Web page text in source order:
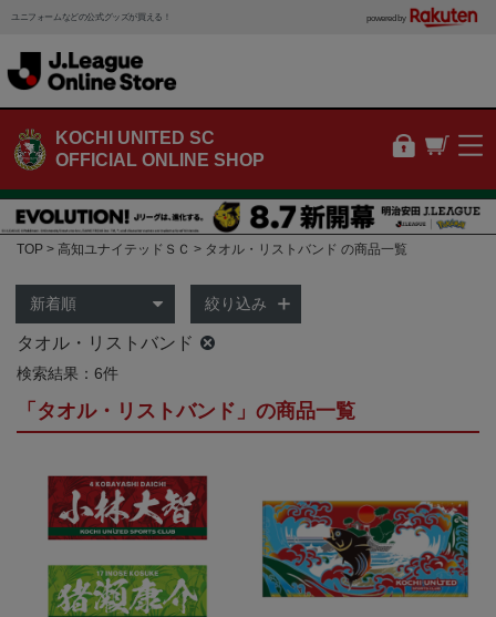
ユニフォームなどの公式グッズが買える！ powered by
KOCHI UNITED SC
OFFICIAL ONLINE SHOP
TOP 高知ユナイテッドＳＣ タオル・リストバンド の商品一覧
絞り込み
タオル・リストバンド
検索結果：6件
「タオル・リストバンド」の商品一覧